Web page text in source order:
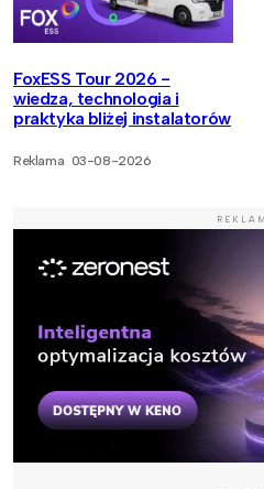
FoxESS Tour 2026 -
wiedza, technologia i
praktyka bliżej instalatorów
Reklama 03-08-2026